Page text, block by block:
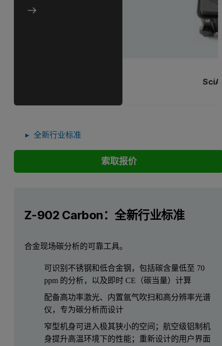
全新行业标准
索取报价
Z-902 Carbon：全新行业标准
合金现场碳分析的可靠工具。
可识别不锈钢和低合金钢，包括碳含量低至 70
ppm 的分析，以及即时 CE（碳当量）计算
配备高功率激光、内置氩气吹扫和高分辨率光谱
仪，专为碳分析而设计
窄型机身可进入极其狭小的空间；航空级铝制机
身提升高温环境下的性能；重新设计的用户界面